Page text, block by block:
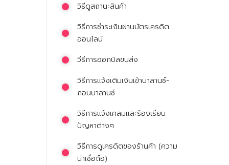
วิธีดูสถานะสินค้า
วิธีการชำระเงินผ่านบัตรเครดิต
ออนไลน์
วีธีการออกบิลขนส่ง
วิธีการเเจ้งเติมเงินเข้าบาลานซ์-
ถอนบาลานซ์
วิธีการเเจ้งเคลมเเละร้องเรียน
ปัญหาต่างๆ
วิธีการดูเครดิตของร้านค้า (ความ
น่าเชื่อถือ)